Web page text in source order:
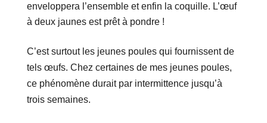
enveloppera l’ensemble et enfin la coquille. L’œuf
à deux jaunes est prêt à pondre !
C’est surtout les jeunes poules qui fournissent de
tels œufs. Chez certaines de mes jeunes poules,
ce phénomène durait par intermittence jusqu’à
trois semaines.